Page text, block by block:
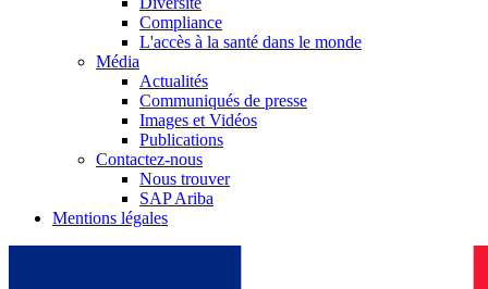
Pôle d’innovation
Stimulons ensemble l’innovation dans la technologie
Compliance
L'accès à la santé dans le monde
Média
Actualités
Communiqués de presse
Images et Vidéos
Publications
Contactez-nous
Nous trouver
SAP Ariba
Mentions légales